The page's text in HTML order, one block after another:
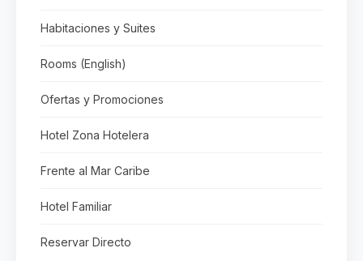
Habitaciones y Suites
Rooms (English)
Ofertas y Promociones
Hotel Zona Hotelera
Frente al Mar Caribe
Hotel Familiar
Reservar Directo